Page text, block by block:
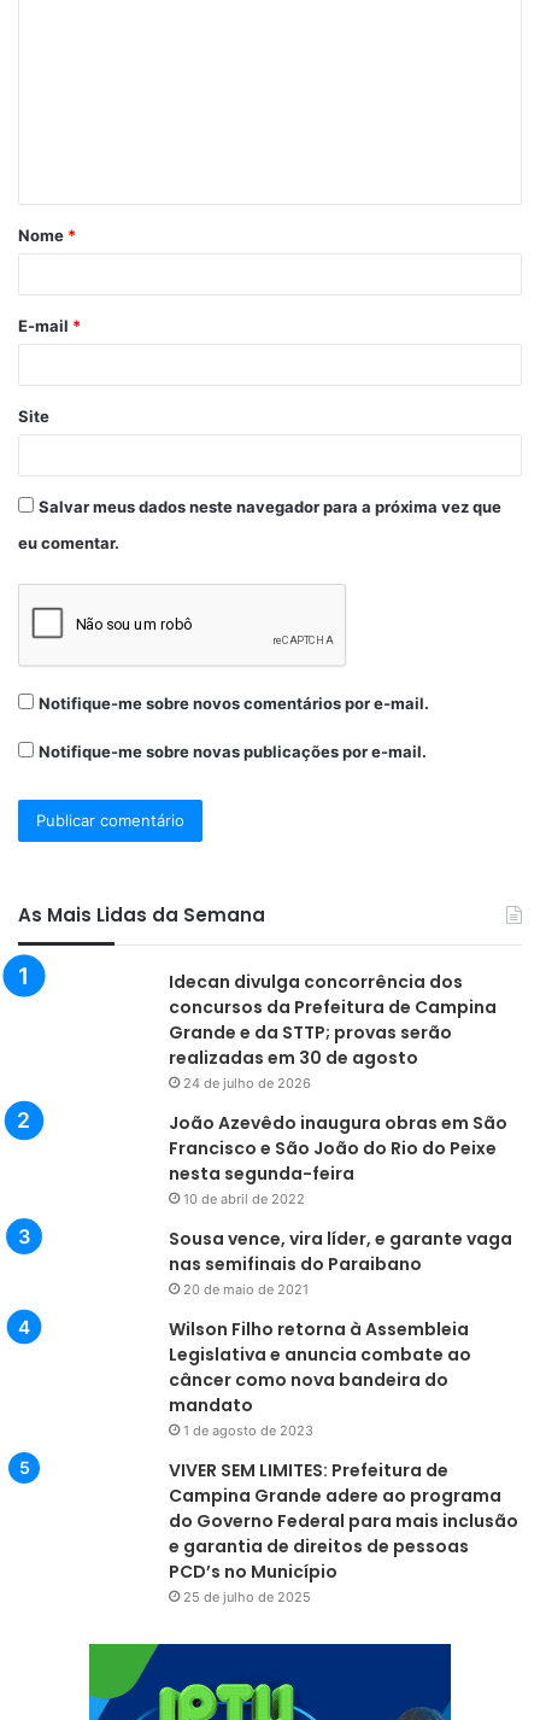
Nome *
E-mail *
Site
Salvar meus dados neste navegador para a próxima vez que
eu comentar.
Notifique-me sobre novos comentários por e-mail.
Notifique-me sobre novas publicações por e-mail.
As Mais Lidas da Semana
Idecan divulga concorrência dos
concursos da Prefeitura de Campina
Grande e da STTP; provas serão
realizadas em 30 de agosto
24 de julho de 2026
João Azevêdo inaugura obras em São
Francisco e São João do Rio do Peixe
nesta segunda-feira
10 de abril de 2022
Sousa vence, vira líder, e garante vaga
nas semifinais do Paraibano
20 de maio de 2021
Wilson Filho retorna à Assembleia
Legislativa e anuncia combate ao
câncer como nova bandeira do
mandato
1 de agosto de 2023
VIVER SEM LIMITES: Prefeitura de
Campina Grande adere ao programa
do Governo Federal para mais inclusão
e garantia de direitos de pessoas
PCD’s no Município
25 de julho de 2025